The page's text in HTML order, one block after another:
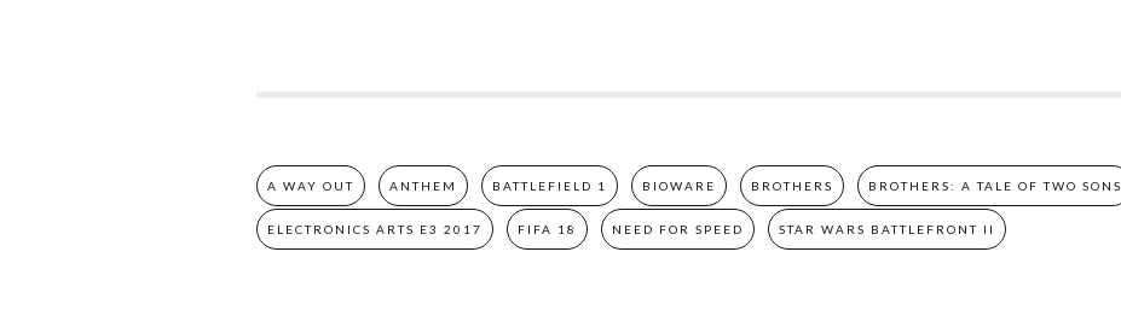
A WAY OUT ANTHEM BATTLEFIELD 1 BIOWARE BROTHERS BROTHERS: A TALE OF TWO SONS
ELECTRONICS ARTS E3 2017 FIFA 18 NEED FOR SPEED STAR WARS BATTLEFRONT II